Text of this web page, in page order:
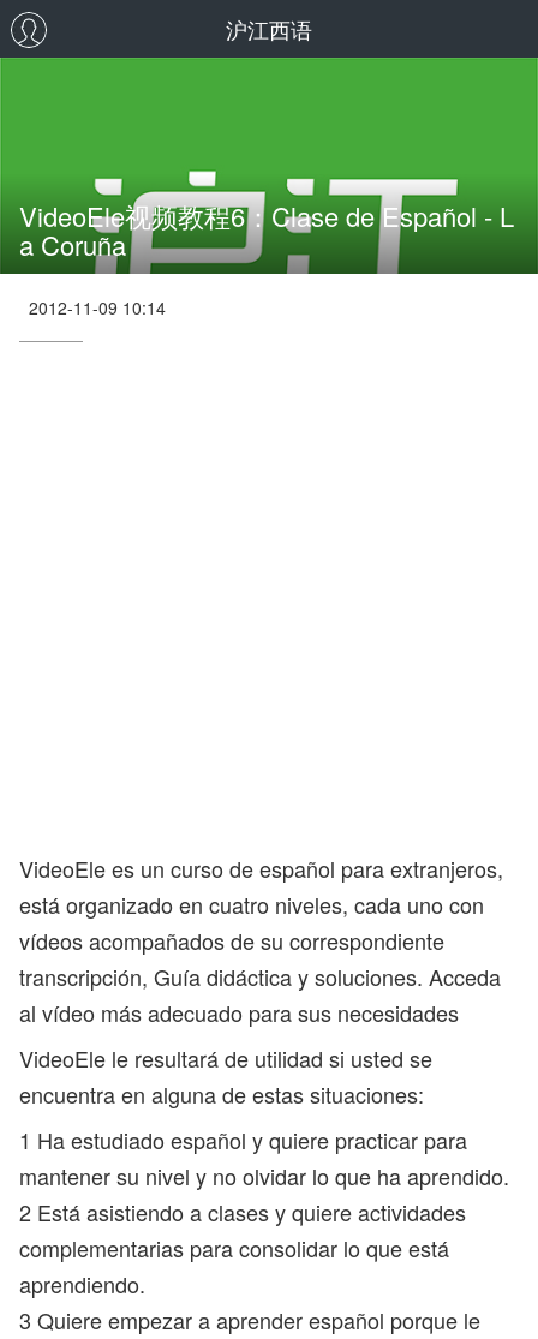
沪江西语
VideoEle视频教程6：Clase de Español - L
a Coruña
2012-11-09 10:14
VideoEle es un curso de español para extranjeros,
está organizado en cuatro niveles, cada uno con
vídeos acompañados de su correspondiente
transcripción, Guía didáctica y soluciones. Acceda
al vídeo más adecuado para sus necesidades
VideoEle le resultará de utilidad si usted se
encuentra en alguna de estas situaciones:
1 Ha estudiado español y quiere practicar para
mantener su nivel y no olvidar lo que ha aprendido.
2 Está asistiendo a clases y quiere actividades
complementarias para consolidar lo que está
aprendiendo.
3 Quiere empezar a aprender español porque le